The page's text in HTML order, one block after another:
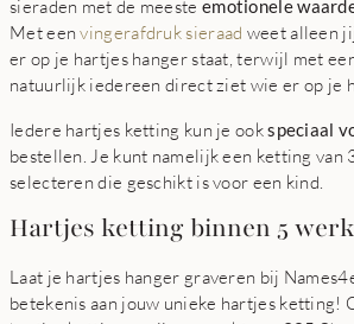
sieraden met de meeste emotionele
Met eenvingerafdruk sieraad weet alleen
er op je hartjes hanger staat, terwijl met
natuurlijk iedereen direct ziet wie er op je
Iedere hartjes ketting kun je ookspeciaal
bestellen. Je kunt namelijk een ketting
selecteren die geschikt is voor een kind.
Hartjes ketting binnen 5
Laat je hartjes hanger graveren bij
betekenis aan jouw unieke hartjes ketting!